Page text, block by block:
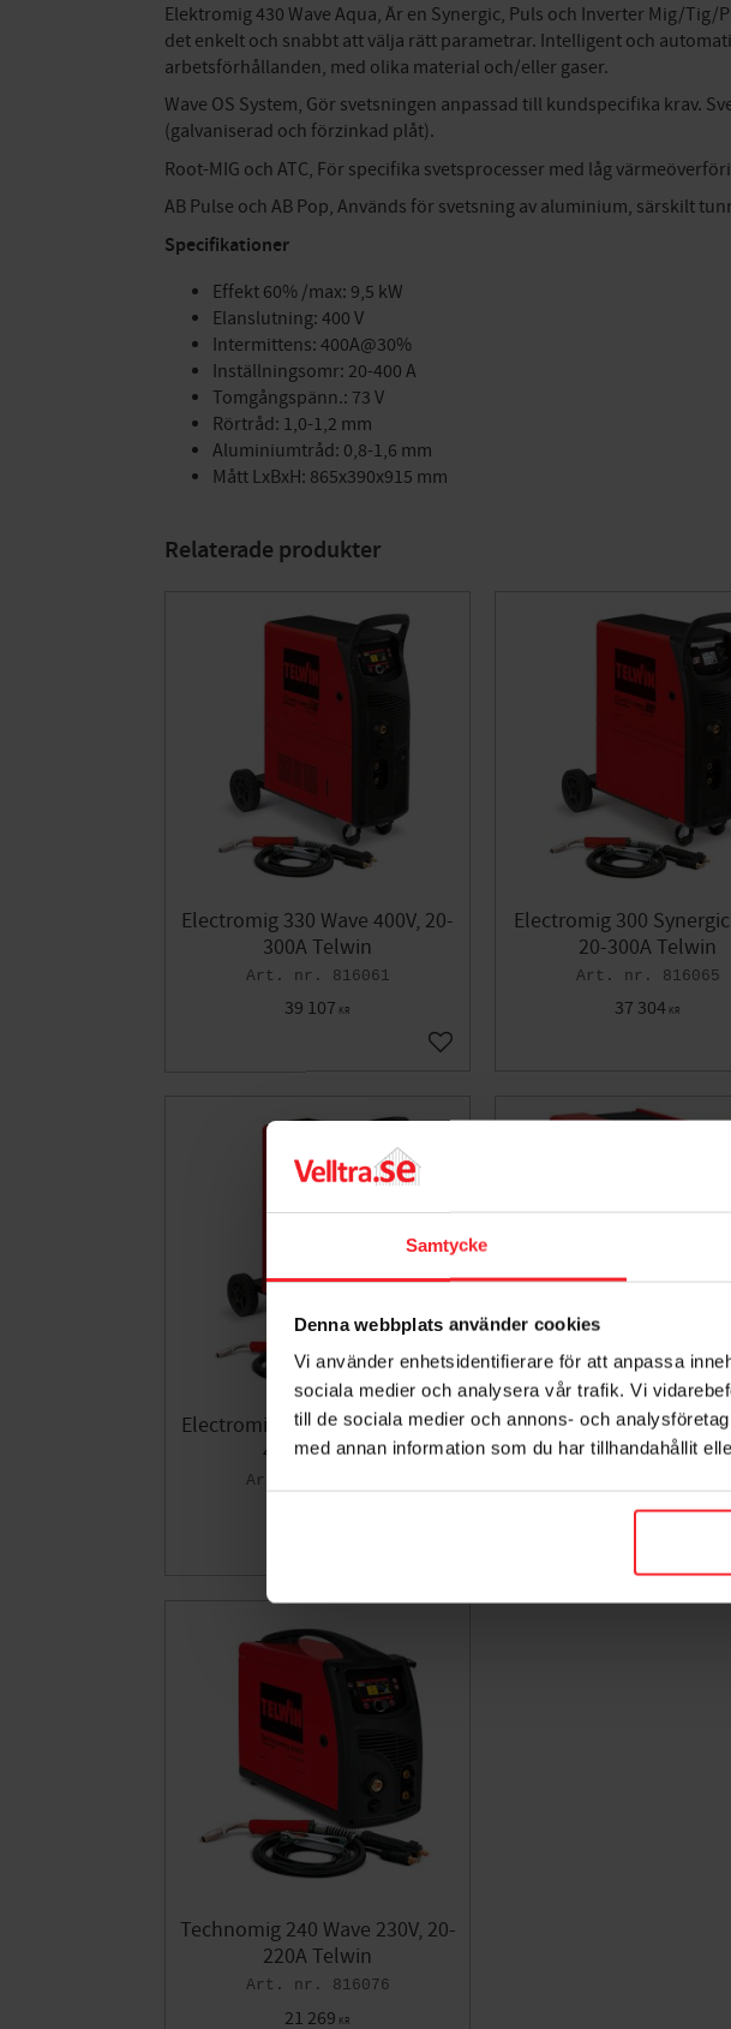
Samtycke
Denna webbplats använder cookies
Vi använder enhetsidentifierare för att anpassa
sociala medier och analysera vår trafik. Vi
till de sociala medier och annons- och
med annan information som du har tillhandahållit
Elektromig 430 Wave Aqua, Är en Synergic, Puls och Inverter Mig/
det enkelt och snabbt att välja rätt parametrar. Intelligent och
arbetsförhållanden, med olika material och/eller gaser.
Wave OS System, Gör svetsningen anpassad till kundspecifika krav.
(galvaniserad och förzinkad plåt).
Root-MIG och ATC, För specifika svetsprocesser med låg
AB Pulse och AB Pop, Används för svetsning av aluminium, särskilt
Specifikationer
Effekt 60% /max: 9,5 kW
Elanslutning: 400 V
Intermittens: 400A@30%
Inställningsomr: 20-400 A
Tomgångspänn.: 73 V
Rörtråd: 1,0-1,2 mm
Aluminiumtråd: 0,8-1,6 mm
Mått LxBxH: 865x390x915 mm
Relaterade produkter
Electromig 330 Wave 400V, 20-
300A Telwin
816061
39 107 KR
Lägg till i favoriter
Electromig 300 Synergic
20-300A Telwin
816065
37 304 KR
Electromig 430 Wave 400V, 20-
400A Telwin
Mastermig 300/2 400 V,
Telwin
21 709KR
Technomig 240 Wave 230V, 20-
220A Telwin
816076
21 269 KR